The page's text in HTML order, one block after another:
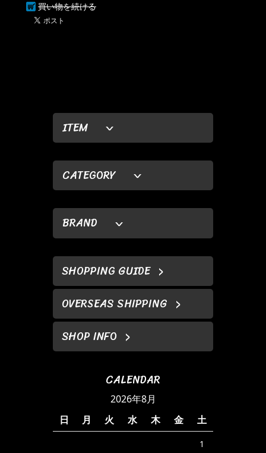
ITEM
CATEGORY
BRAND
SHOPPING GUIDE
OVERSEAS SHIPPING
SHOP INFO
CALENDAR
2026年8月
日
月 火 水 木 金 土
1
買い物を続ける